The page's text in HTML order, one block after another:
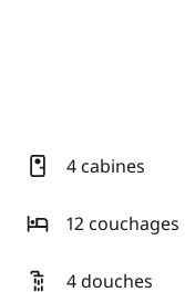
4 cabines
12 couchages
4 douches